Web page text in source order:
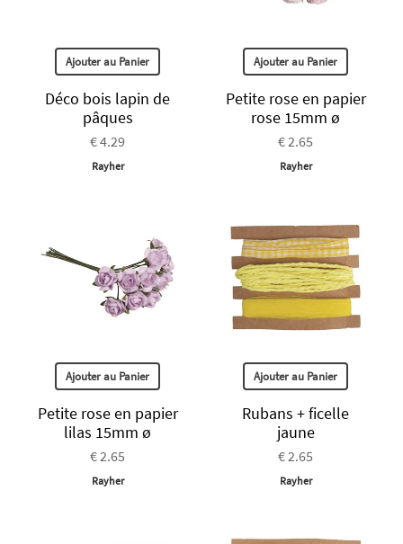
Ajouter au Panier
Déco bois lapin de
pâques
€ 4.29
Rayher
Ajouter au Panier
Petite rose en papier
rose 15mm ø
€ 2.65
Rayher
Ajouter au Panier
Petite rose en papier
lilas 15mm ø
€ 2.65
Rayher
Ajouter au Panier
Rubans + ficelle
jaune
€ 2.65
Rayher